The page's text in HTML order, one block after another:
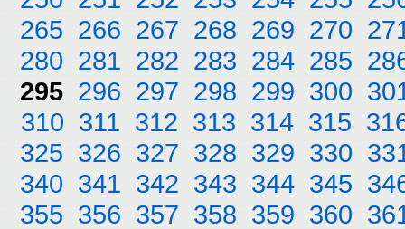
265 266 267 268 269 270
280 281 282 283 284 285
295 296 297 298 299 300
310 311 312 313 314 315
325 326 327 328 329 330
340 341 342 343 344 345
355 356 357 358 359 360